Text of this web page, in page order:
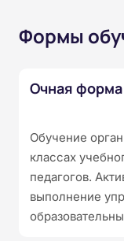
Формы
Очная форма
Обучение
классах
педагогов.
выполнение